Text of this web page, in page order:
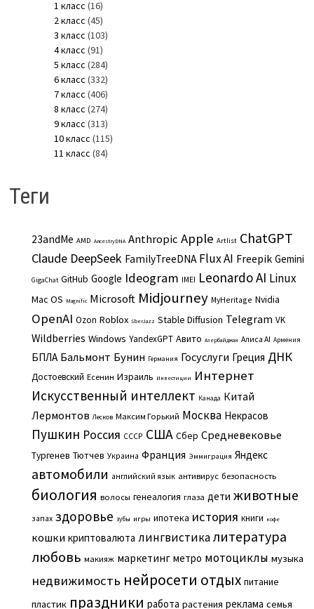
1 класс (16)
2 класс (45)
3 класс (103)
4 класс (91)
5 класс (284)
6 класс (332)
7 класс (406)
8 класс (274)
9 класс (313)
10 класс (115)
11 класс (84)
Теги
23andMe AMD AncestryDNA Anthropic Apple Artlist ChatGPT
Claude DeepSeek FamilyTreeDNA Flux AI Freepik Gemini
GigaChat GitHub Google Ideogram IMEI Leonardo AI Linux
Mac OS Magnific Microsoft Midjourney MyHeritage Nvidia
OpenAI Ozon Roblox SberJazz Stable Diffusion Telegram VK
Wildberries Windows YandexGPT Авито Азербайджан Алиса AI Армения
БПЛА Бальмонт Бунин Германия Госуслуги Греция ДНК
Достоевский Есенин Израиль Инвестиции Интернет
Искусственный интеллект Канада Китай
Лермонтов Лесков Максим Горький Москва Некрасов
Пушкин Россия СССР США Сбер Средневековье
Тургенев Тютчев Украина Франция Эммиграция Яндекс
автомобили английский язык антивирус безопасность
биология волосы генеалогия глаза дети животные
запах здоровье зубы игры ипотека история книги кофе
кошки криптовалюта лингвистикалитература
любовь макияж маркетинг метро мотоциклы музыка
недвижимость нейросети отдых питание
пластик праздники работа растения реклама семья